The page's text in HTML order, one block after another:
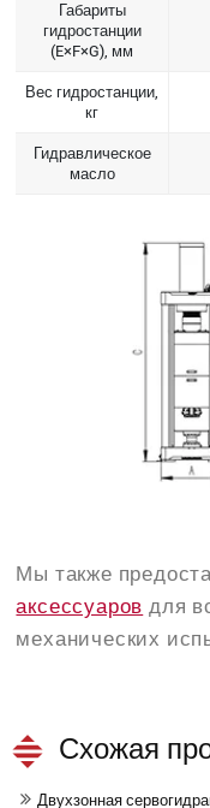
Габариты
гидростанции
(E×F×G), мм
Вес гидростанции,
кг
Гидравлическое
масло
Мы также
аксессуаров для
механических
Схожая
Двухзонная